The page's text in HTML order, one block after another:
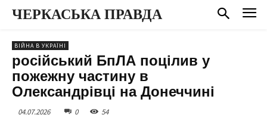
ЧЕРКАСЬКА ПРАВДА
ВІЙНА В УКРАЇНІ
російський БпЛА поцілив у
пожежну частину в
Олександрівці на Донеччині
04.07.2026 0 54